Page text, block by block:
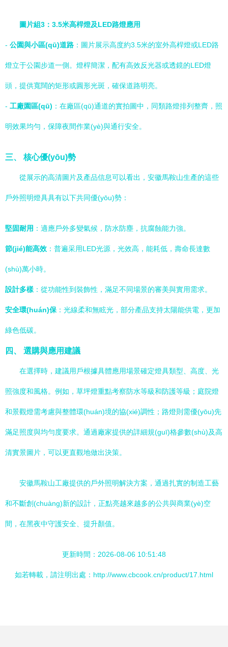
圖片組3：3.5米高桿燈及LED路燈應用
- 公園與小區(qū)道路 ：圖片展示高度約3.5米的室外高桿燈或LED路
燈立于公園步道一側。燈桿簡潔，配有高效反光器或透鏡的LED燈
頭，提供寬闊的矩形或圓形光斑，確保道路明亮。
- 工廠園區(qū) ：在廠區(qū)通道的實拍圖中，同類路燈排列整齊，照
明效果均勻，保障夜間作業(yè)與通行安全。
三、 核心優(yōu)勢
從展示的高清圖片及產品信息可以看出，安徽馬鞍山生產的這些
戶外照明燈具具有以下共同優(yōu)勢：
堅固耐用 ：適應戶外多變氣候，防水防塵，抗腐蝕能力強。
節(jié)能高效 ：普遍采用LED光源，光效高，能耗低，壽命長達數
(shù)萬小時。
設計多樣 ：從功能性到裝飾性，滿足不同場景的審美與實用需求。
安全環(huán)保 ：光線柔和無眩光，部分產品支持太陽能供電，更加
綠色低碳。
四、 選購與應用建議
在選擇時，建議用戶根據具體應用場景確定燈具類型、高度、光
照強度和風格。例如，草坪燈重點考察防水等級和防護等級；庭院燈
和景觀燈需考慮與整體環(huán)境的協(xié)調性；路燈則需優(yōu)先
滿足照度與均勻度要求。通過廠家提供的詳細規(guī)格參數(shù)及高
清實景圖片，可以更直觀地做出決策。
安徽馬鞍山工廠提供的戶外照明解決方案，通過扎實的制造工藝
和不斷創(chuàng)新的設計，正點亮越來越多的公共與商業(yè)空
間，在黑夜中守護安全、提升顏值。
更新時間：2026-08-06 10:51:48
如若轉載，請注明出處：http://www.cbcook.cn/product/17.html